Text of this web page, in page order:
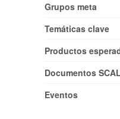
Grupos meta
Temáticas clave
Productos
Documentos
Eventos